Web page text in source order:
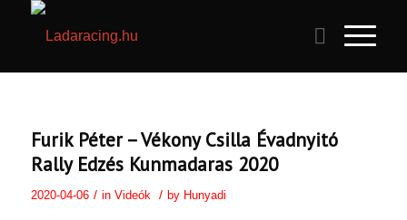
Furik Péter – Vékony Csilla Évadnyitó
Rally Edzés Kunmadaras 2020
2020-04-06 / in Videók / by Hunyadi